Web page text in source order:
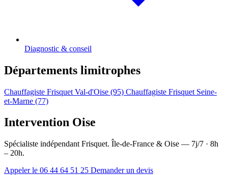
Diagnostic & conseil
Départements limitrophes
Chauffagiste Frisquet Val-d'Oise (95) Chauffagiste Frisquet Seine-
et-Marne (77)
Intervention Oise
Spécialiste indépendant Frisquet. Île-de-France & Oise — 7j/7 · 8h
– 20h.
Appeler le 06 44 64 51 25 Demander un devis